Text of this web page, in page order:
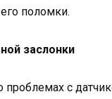
поломки.
заслонки
проблемах с